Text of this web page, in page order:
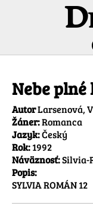
Nebe
AutorLarsenová,
Žáner:Romanca
Jazyk:Český
Rok:1992
Náväznosť:Silvia-
Popis:
SYLVIA ROMÁN 12